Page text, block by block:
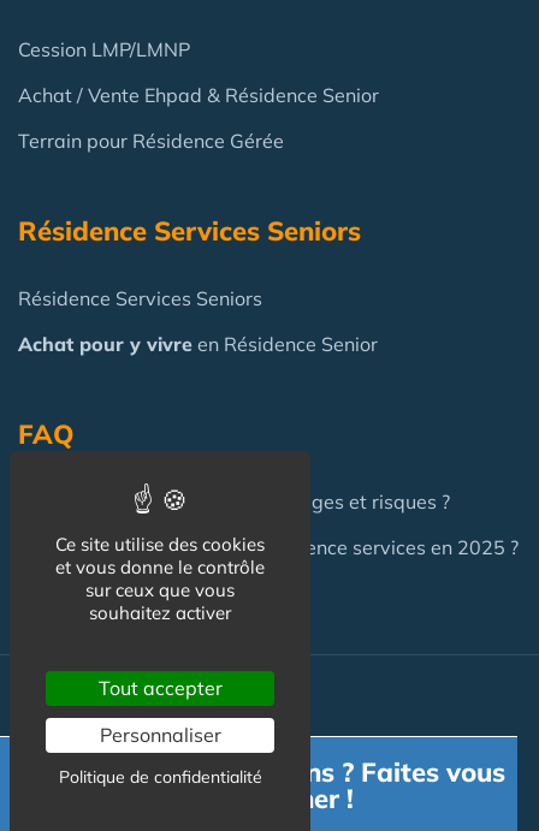
Cession LMP/LMNP
Achat / Vente Ehpad & Résidence Senior
Terrain pour Résidence Gérée
Résidence Services Seniors
Résidence Services Seniors
Achat pour y vivre en Résidence Senior
FAQ
Investir en Résidence Senior : pièges et risques ?
Investir en LMNP dans une résidence services en 2025 ?
Actualité
Actualité
Besoin d'informations ? Faites vous
accompagner !
Ce site utilise des cookies
et vous donne le contrôle
sur ceux que vous
souhaitez activer
Tout accepter
Personnaliser
Politique de confidentialité